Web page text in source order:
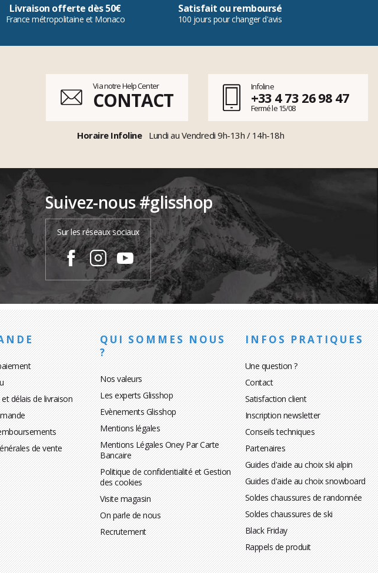
Livraison offerte dès 50€
France métropolitaine et Monaco
Satisfait ou remboursé
100 jours pour changer d'avis
Via notre Help Center
CONTACT
Infoline
+33 4 73 26 98 47
Fermé le 15/08
Horaire Infoline Lundi au Vendredi 9h-13h / 14h-18h
Suivez-nous #glisshop
Sur les réseaux sociaux
délais de livraison
de vente
QUI SOMMES NOUS
?
Nos valeurs
Les experts Glisshop
Evènements Glisshop
Mentions légales
Mentions Légales Oney Par Carte
Bancaire
Politique de confidentialité et Gestion
des cookies
Visite magasin
On parle de nous
Recrutement
INFOS PRATIQUES
Une question ?
Contact
Satisfaction client
Inscription newsletter
Conseils techniques
Partenaires
Guides d'aide au choix ski alpin
Guides d'aide au choix snowboard
Soldes chaussures de randonnée
Soldes chaussures de ski
Black Friday
Rappels de produit